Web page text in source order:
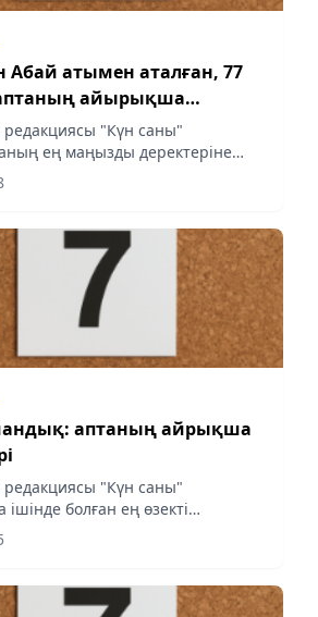
Абай атымен аталған, 77
айырықша
"Күн саны"
ең маңызды деректеріне
аптаның айрықша
редакциясы "Күн саны"
болған ең өзекті
ұсынды.